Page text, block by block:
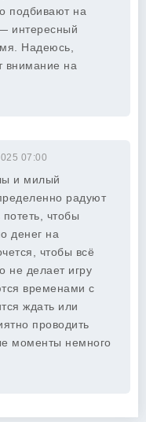
подбивают на
интересный
Надеюсь,
внимание на
07:00
и милый
радуют
чтобы
денег на
чтобы всё
не делает игру
временами с
ждать или
проводить
моменты немного